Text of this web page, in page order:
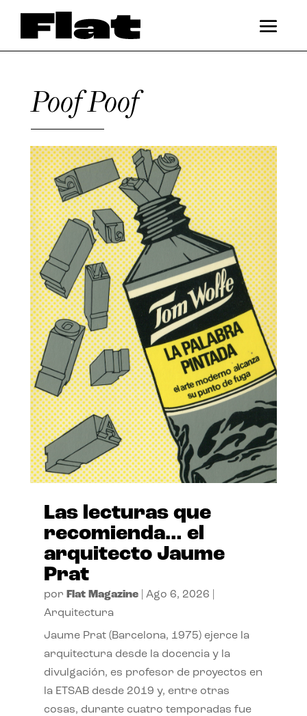
Poof Poof
Las lecturas que
recomienda… el
arquitecto Jaume
Prat
por Flat Magazine| Ago 6, 2026
Arquitectura
Jaume Prat (Barcelona, 1975) ejerce la
arquitectura desde la docencia y la
divulgación, es profesor de proyectos en
la ETSAB desde 2019 y, entre otras
cosas, durante cuatro temporadas fue